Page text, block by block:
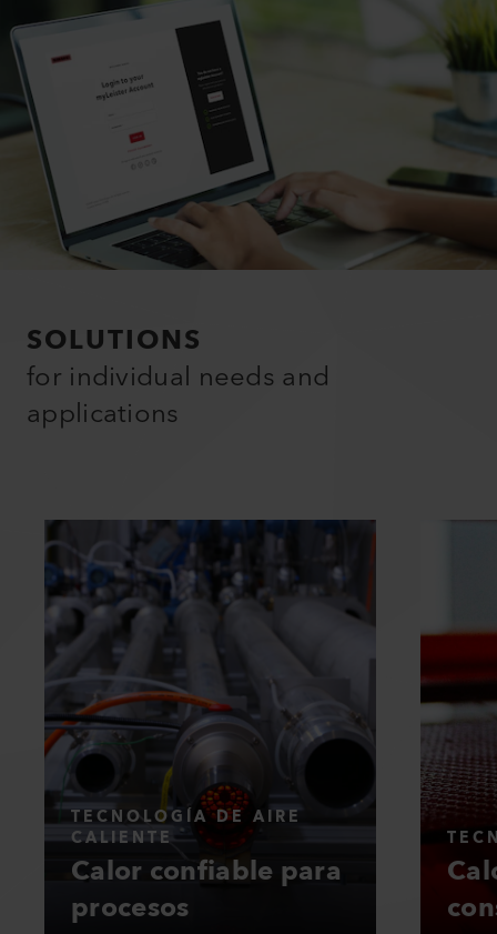
SOLUTIONS
for individual needs and
applications
TECNOLOGÍA DE AIRE
CALIENTE
Calor confiable para
procesos